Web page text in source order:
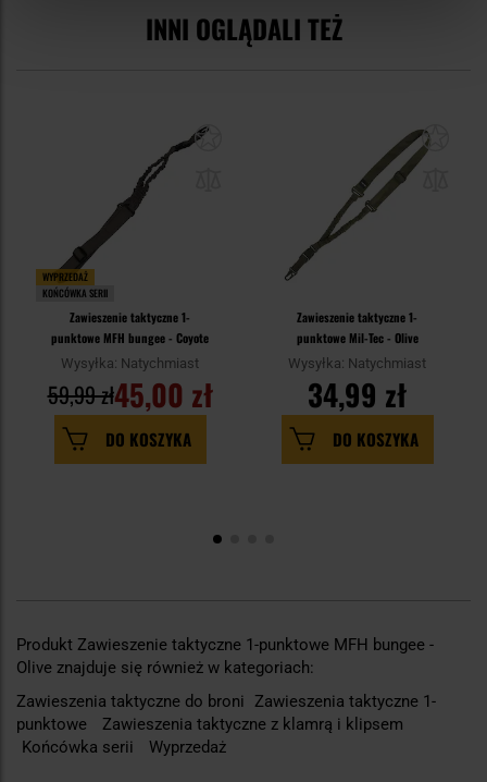
INNI OGLĄDALI TEŻ
WYPRZEDAŻ
KOŃCÓWKA SERII
Zawieszenie taktyczne 1-
punktowe MFH bungee - Coyote
Wysyłka: Natychmiast
45,00 zł
59,99 zł
DO KOSZYKA
Zawieszenie taktyczne 1-
punktowe Mil-Tec - Olive
Wysyłka: Natychmiast
34,99 zł
DO KOSZYKA
Produkt Zawieszenie taktyczne 1-punktowe MFH bungee -
Olive znajduje się również w kategoriach:
Zawieszenia taktyczne do broni
Zawieszenia taktyczne 1-
punktowe
Zawieszenia taktyczne z klamrą i klipsem
Końcówka serii
Wyprzedaż